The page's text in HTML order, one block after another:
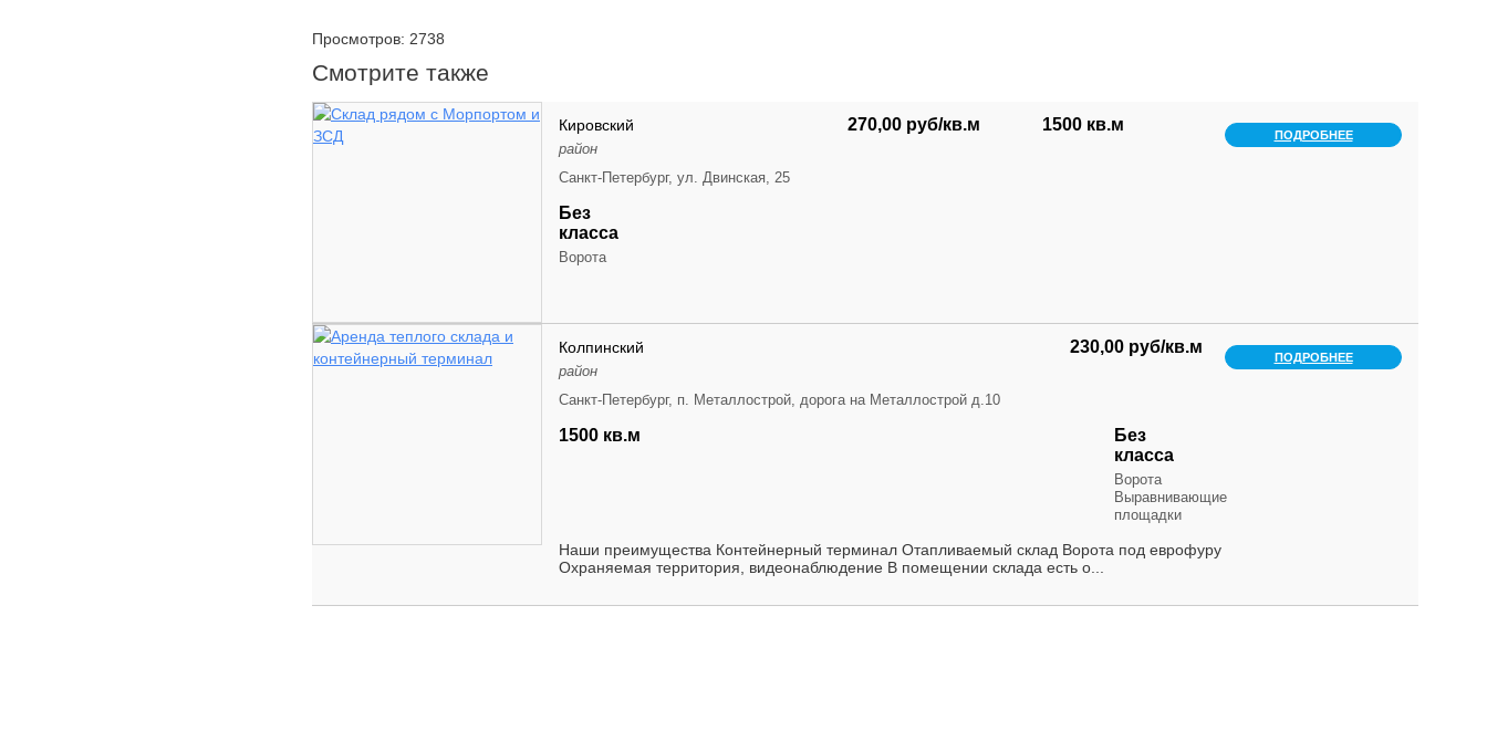
Просмотров: 2738
Смотрите также
Кировский
район
Санкт-Петербург, ул. Двинская, 25
270,00 руб/кв.м 1500 кв.м
Без
класса
Ворота
ПОДРОБНЕЕ
Колпинский
район
Санкт-Петербург, п. Металлострой, дорога на Металлострой д.10
230,00 руб/кв.м
1500 кв.м
Без
класса
Ворота
Выравнивающие
площадки
Наши преимущества Контейнерный терминал Отапливаемый склад Ворота под еврофуру
Охраняемая территория, видеонаблюдение В помещении склада есть о...
ПОДРОБНЕЕ